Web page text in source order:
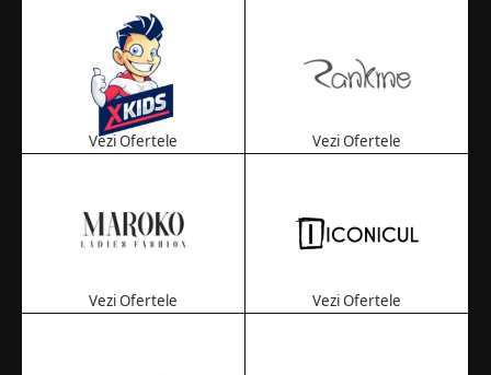
Vezi Ofertele Vezi Ofertele
Vezi Ofertele Vezi Ofertele